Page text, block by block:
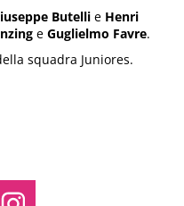
Butelli e Henri
eGuglielmo Favre.
squadra Juniores.